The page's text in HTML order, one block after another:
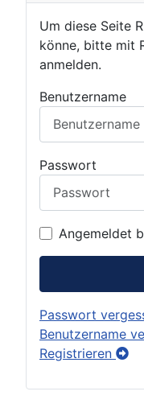
Um diese Seite
könne, bitte mit
anmelden.
Benutzername
Passwort
Angemeldet
Passwort
Benutzername
Registrieren